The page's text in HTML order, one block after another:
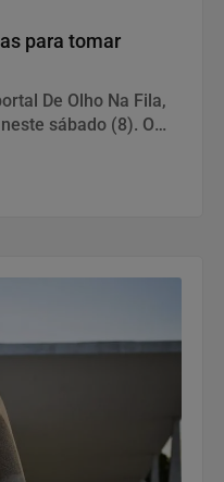
para tomar
De Olho Na Fila,
sábado (8). O